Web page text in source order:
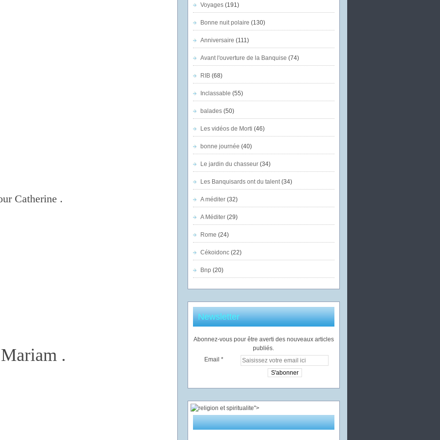
Catherine .
.
Voyages(191)
Bonne nuit polaire (130)
Anniversaire (111)
Avant l'ouverture de la Banquise (74)
RIB(68)
Inclassable (55)
balades(50)
Les vidéos de Morti (46)
bonne journée (40)
Le jardin du chasseur(34)
Les Banquisards ont du talent(34)
A méditer(32)
A Méditer(29)
Rome (24)
Cékoidonc(22)
Bnp (20)
Newsletter
Abonnez-vous pour être averti des nouveaux articles
publiés.
Email
">